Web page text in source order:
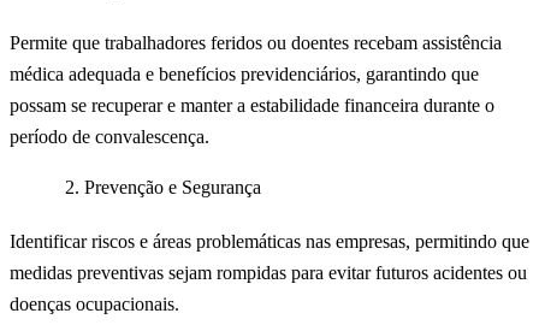
Permite que trabalhadores feridos ou doentes recebam assistência
médica adequada e benefícios previdenciários, garantindo que
possam se recuperar e manter a estabilidade financeira durante o
período de convalescença.
Prevenção e Segurança
Identificar riscos e áreas problemáticas nas empresas, permitindo que
medidas preventivas sejam rompidas para evitar futuros acidentes ou
doenças ocupacionais.